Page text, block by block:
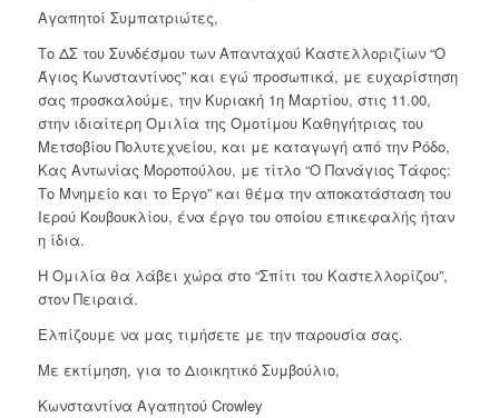
Αγαπητοί Συμπατριώτες,
Το ΔΣ του Συνδέσμου των Απανταχού Καστελλοριζίων “Ο
Άγιος Κωνσταντίνος” και εγώ προσωπικά, με ευχαρίστηση
σας προσκαλούμε, την Κυριακή 1η Μαρτίου, στις 11.00,
στην ιδιαίτερη Ομιλία της Ομοτίμου Καθηγήτριας του
Μετσοβίου Πολυτεχνείου, και με καταγωγή από την Ρόδο,
Κας Αντωνίας Μοροπούλου, με τίτλο “Ο Πανάγιος Τάφος:
Το Μνημείο και το Έργο” και θέμα την αποκατάσταση του
Ιερού Κουβουκλίου, ένα έργο του οποίου επικεφαλής ήταν
η ίδια.
Η Ομιλία θα λάβει χώρα στο “Σπίτι του Καστελλορίζου”,
στον Πειραιά.
Ελπίζουμε να μας τιμήσετε με την παρουσία σας.
Με εκτίμηση, για το Διοικητικό Συμβούλιο,
Κωνσταντίνα Αγαπητού Crowley